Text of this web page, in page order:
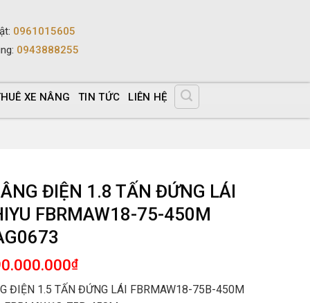
: 0961015605
: 0943888255
XE NÂNG TIN TỨC LIÊN HỆ
ĐIỆN 1.8 TẤN ĐỨNG LÁI
FBRMAW18-75-450M
₫
ĐIỆN 1.5 TẤN ĐỨNG LÁI FBRMAW18-75B-450M